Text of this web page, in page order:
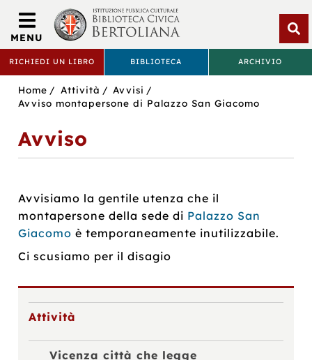
BIBLIOTECA
CIVICA
BERTOLIANA
RICHIEDI UN LIBRO BIBLIOTECA ARCHIVIO
MENU
Bertoliana
Sei
in:
Home Attività
Avvisi
Avviso montapersone di Palazzo San Giacomo
Avviso
Avvisiamo la gentile utenza che il
montapersone della sede di Palazzo San
Giacomo è temporaneamente inutilizzabile.
Ci scusiamo per il disagio
Attività
Vicenza città che legge